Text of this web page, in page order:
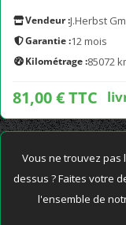
Vendeur :J.Herbst
Garantie :12 mois
Kilométrage :85072
81,00 € TTC
Vous ne trouvez pas
dessus ? Faites votre
l'ensemble de